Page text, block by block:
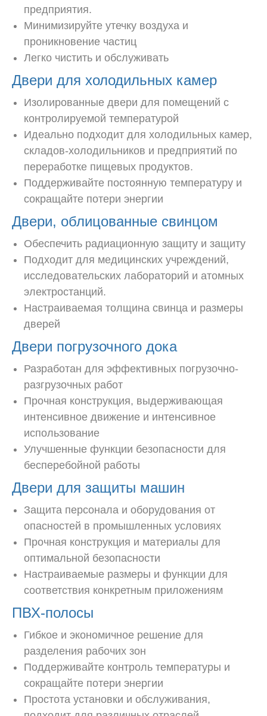
предприятия.
Минимизируйте утечку воздуха и
проникновение частиц
Легко чистить и обслуживать
Двери для холодильных камер
Изолированные двери для помещений с
контролируемой температурой
Идеально подходит для холодильных камер,
складов-холодильников и предприятий по
переработке пищевых продуктов.
Поддерживайте постоянную температуру и
сокращайте потери энергии
Двери, облицованные свинцом
Обеспечить радиационную защиту и защиту
Подходит для медицинских учреждений,
исследовательских лабораторий и атомных
электростанций.
Настраиваемая толщина свинца и размеры
дверей
Двери погрузочного дока
Разработан для эффективных погрузочно-
разгрузочных работ
Прочная конструкция, выдерживающая
интенсивное движение и интенсивное
использование
Улучшенные функции безопасности для
бесперебойной работы
Двери для защиты машин
Защита персонала и оборудования от
опасностей в промышленных условиях
Прочная конструкция и материалы для
оптимальной безопасности
Настраиваемые размеры и функции для
соответствия конкретным приложениям
ПВХ-полосы
Гибкое и экономичное решение для
разделения рабочих зон
Поддерживайте контроль температуры и
сокращайте потери энергии
Простота установки и обслуживания,